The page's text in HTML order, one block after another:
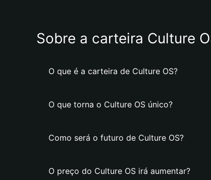
Sobre a carteira Culture
O que é a carteira de Culture OS?
O que torna o Culture OS único?
Como será o futuro de Culture OS?
O preço do Culture OS irá aumentar?